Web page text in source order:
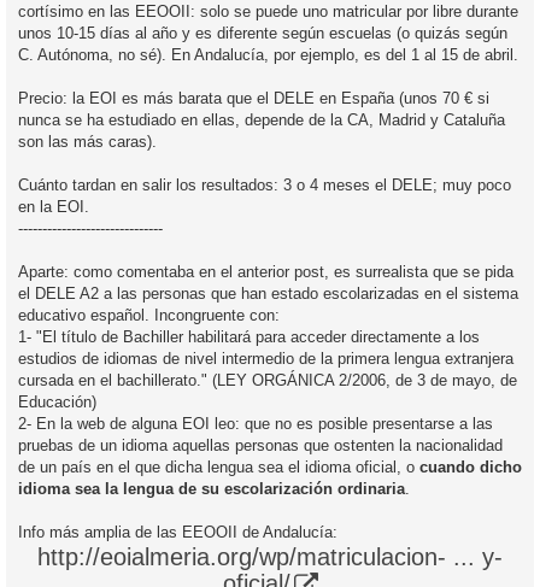
cortísimo en las EEOOII: solo se puede uno matricular por libre durante
unos 10-15 días al año y es diferente según escuelas (o quizás según
C. Autónoma, no sé). En Andalucía, por ejemplo, es del 1 al 15 de abril.
Precio: la EOI es más barata que el DELE en España (unos 70 € si
nunca se ha estudiado en ellas, depende de la CA, Madrid y Cataluña
son las más caras).
Cuánto tardan en salir los resultados: 3 o 4 meses el DELE; muy poco
en la EOI.
------------------------------
Aparte: como comentaba en el anterior post, es surrealista que se pida
el DELE A2 a las personas que han estado escolarizadas en el sistema
educativo español. Incongruente con:
1- "El título de Bachiller habilitará para acceder directamente a los
estudios de idiomas de nivel intermedio de la primera lengua extranjera
cursada en el bachillerato." (LEY ORGÁNICA 2/2006, de 3 de mayo, de
Educación)
2- En la web de alguna EOI leo: que no es posible presentarse a las
pruebas de un idioma aquellas personas que ostenten la nacionalidad
de un país en el que dicha lengua sea el idioma oficial, o cuando dicho
idioma sea la lengua de su escolarización ordinaria
Info más amplia de las EEOOII de Andalucía:
http://eoialmeria.org/wp/matriculacion- ... y-